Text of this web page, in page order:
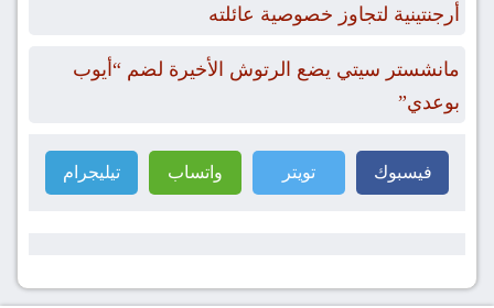
أرجنتينية لتجاوز خصوصية عائلته
مانشستر سيتي يضع الرتوش الأخيرة لضم “أيوب
بوعدي”
فيسبوك تويتر واتساب تيليجرام